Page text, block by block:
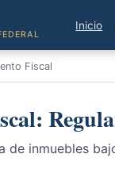
Inicio
Fiscal
de inmuebles